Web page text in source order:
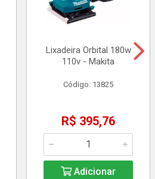
Lixadeira Orbital 180w
110v - Makita
Código: 13825
R$ 395,76
Adicionar